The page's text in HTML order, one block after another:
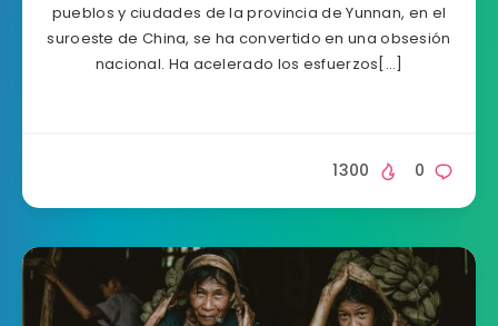
pueblos y ciudades de la provincia de Yunnan, en el
suroeste de China, se ha convertido en una obsesión
nacional. Ha acelerado los esfuerzos[…]
0
1300